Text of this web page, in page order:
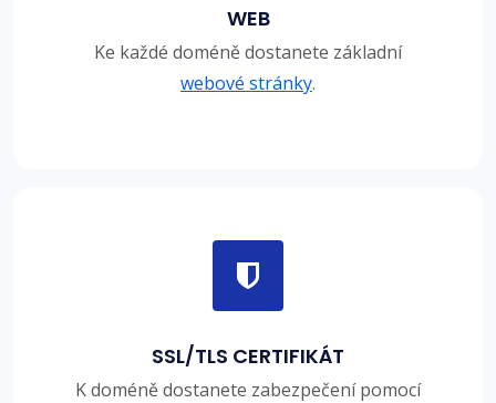
WEB
Ke každé doméně dostanete základní
webové stránky.
SSL/TLS CERTIFIKÁT
K doméně dostanete zabezpečení pomocí